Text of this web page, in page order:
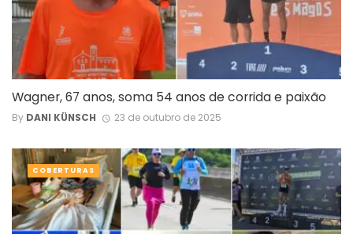
Wagner, 67 anos, soma 54 anos de corrida e paixão
By DANI KÜNSCH 23 de outubro de 2025
COBERTURAS